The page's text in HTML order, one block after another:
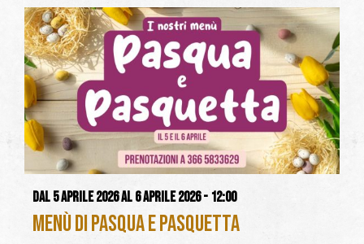
Dal 5 aprile 2026 al 6 aprile 2026 - 12:00
Menù di Pasqua e Pasquetta